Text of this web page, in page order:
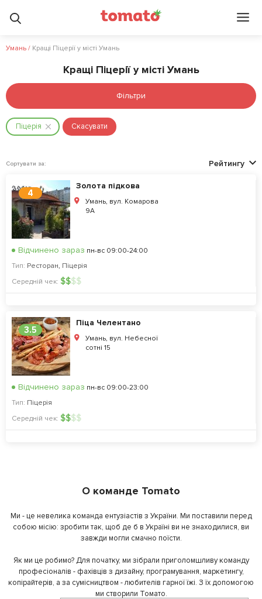
Умань / Кращі Піцерії у місті Умань
Кращі Піцерії у місті Умань
Фільтри
Піцерія Скасувати
Сортувати за: Рейтингу
4
Золота підкова
Умань, вул. Комарова
9A
Відчинено зараз пн-вс 09:00-24:00
Тип: Ресторан, Піцерія
Середній чек: $$$$
3.5
Піца Челентано
Умань, вул. Небесної
сотні 15
Відчинено зараз пн-вс 09:00-23:00
Тип: Піцерія
Середній чек: $$$$
О команде Tomato
Ми - це невелика команда ентузіастів з України. Ми поставили перед
собою місію: зробити так, щоб де б в Україні ви не знаходилися, ви
завжди могли смачно поїсти.
Як ми це робимо? Для початку, ми зібрали приголомшливу команду
професіоналів - фахівців з дизайну, програмування, маркетингу,
копірайтерів, а за сумісництвом - любителів гарної їжі. З їх допомогою
ми створили Томато.